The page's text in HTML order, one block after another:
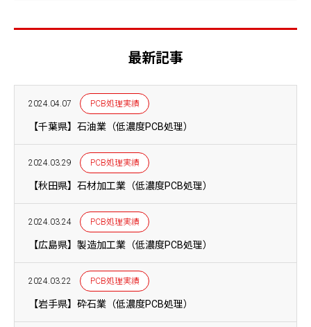
最新記事
2024.04.07 PCB処理実績
【千葉県】石油業（低濃度PCB処理）
2024.03.29 PCB処理実績
【秋田県】石材加工業（低濃度PCB処理）
2024.03.24 PCB処理実績
【広島県】製造加工業（低濃度PCB処理）
2024.03.22 PCB処理実績
【岩手県】砕石業（低濃度PCB処理）